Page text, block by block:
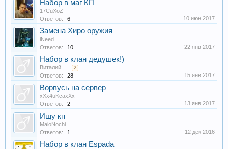
Набор в маг КП
17CuXoZ
Ответов:
6 10 июн 2017
Замена Хиро оружия
iNeed
Ответов:
10 22 янв 2017
Набор в клан дедушек!)
Виталий ... 2
Ответов: 28 15 янв 2017
Ворвусь на сервер
xXx4uKcaxXx
Ответов:
2 13 янв 2017
Ищу кп
MaloNochi
Ответов:
1 12 дек 2016
Набор в клан Espada